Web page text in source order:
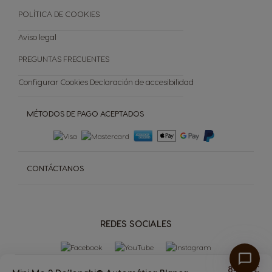
Tienda Exclusiva
REDES SOCIALES
MÉTODOS DE PAGO ACEPTADOS
CONTÁCTANOS
POLÍTICA DE COOKIES
Aviso legal
PREGUNTAS FRECUENTES
Configurar Cookies Declaración de accesibilidad
84,99 €